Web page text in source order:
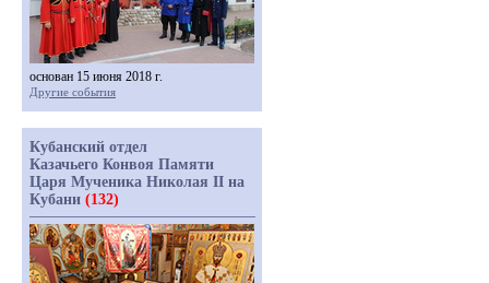
основан 15 июня 2018 г.
Другие события
Кубанский отдел
Казачьего Конвоя Памяти
Царя Мученика Николая II на
Кубани (132)